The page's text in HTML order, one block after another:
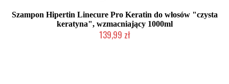
Szampon Hipertin Linecure Pro Keratin do włosów "czysta
keratyna", wzmacniający 1000ml
139,99 zł